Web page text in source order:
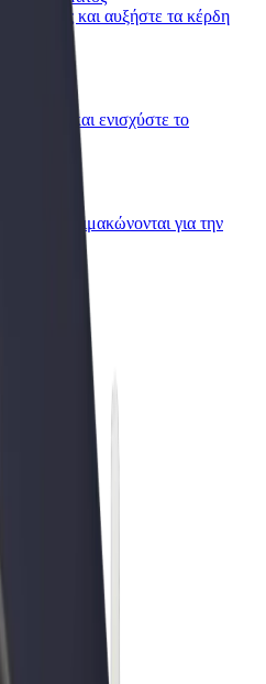
πελάτες και αυξήστε τα κέρδη
στόλου
Bolt και ενισχύστε το
που κλιμακώνονται για την